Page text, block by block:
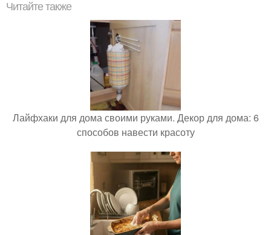
Читайте также
Лайфхаки для дома своими руками. Декор для дома: 6
способов навести красоту